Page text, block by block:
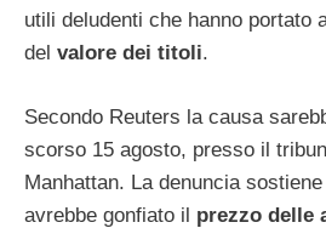
utili deludenti che hanno portato
del valore dei titoli.
Secondo Reuters la causa
scorso 15 agosto, presso il
Manhattan. La denuncia
avrebbe gonfiato il prezzo delle